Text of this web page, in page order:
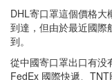
DHL寄口罩這個價格
到達，但由於最近國際
到。
從中國寄口罩出口有没
FedEx 國際快遞、